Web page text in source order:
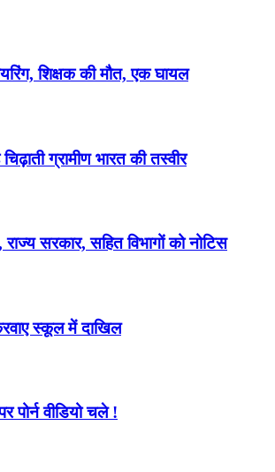
शिक्षक की मौत, एक घायल
ग्रामीण भारत की तस्वीर
सरकार, सहित विभागों को नोटिस
स्कूल में दाखिल
वीडियो चले !